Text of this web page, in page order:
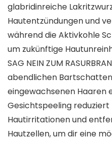
glabridinreiche
Hautentzündungen und
während die Aktivkohle
um zukünftige
SAG NEIN ZUM
abendlichen
eingewachsenen Haaren
Gesichtspeeling
Hautirritationen und
Hautzellen, um dir eine